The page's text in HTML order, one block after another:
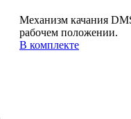
Механизм качания
рабочем положении.
В комплекте